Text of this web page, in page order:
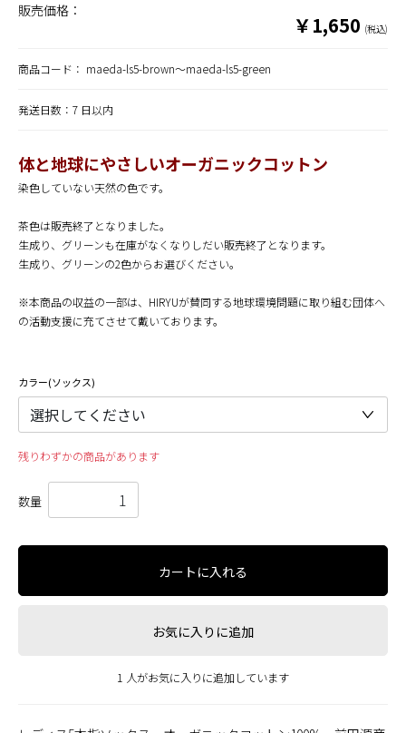
販売価格：
￥1,650 (税込)
商品コード： maeda-ls5-brown～maeda-ls5-green
発送日数：7 日以内
体と地球にやさしいオーガニックコットン
染色していない天然の色です。
茶色は販売終了となりました。
生成り、グリーンも在庫がなくなりしだい販売終了となります。
生成り、グリーンの2色からお選びください。
※本商品の収益の一部は、HIRYUが賛同する地球環境問題に取り組む団体へ
の活動支援に充てさせて戴いております。
カラー(ソックス)
残りわずかの商品があります
数量
カートに入れる
お気に入りに追加
1 人がお気に入りに追加しています